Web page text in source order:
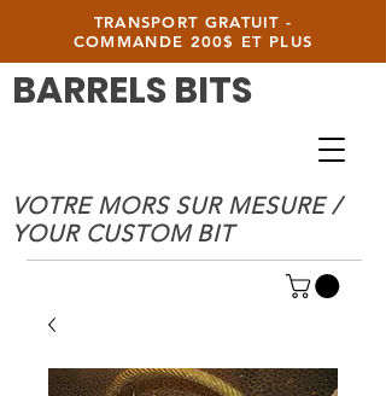
TRANSPORT GRATUIT -
COMMANDE 200$ ET PLUS
BARRELS BITS
VOTRE MORS SUR MESURE /
YOUR CUSTOM BIT